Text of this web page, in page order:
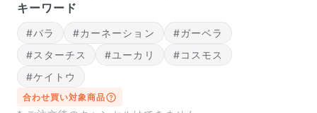
キーワード
#バラ #カーネーション
#ガーベラ
#スターチス
#ユーカリ
#コスモス
#ケイトウ
合わせ買い対象商品